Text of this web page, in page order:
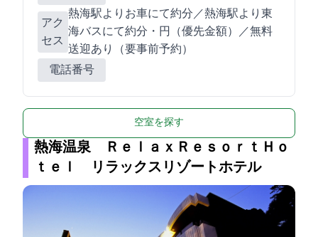
アク
セス
熱海駅よりお車にて約20分／熱海駅より東
海バスにて約25分・340円（IC優先金額）／無料
送迎あり（要事前予約）
電話番号
空室を探す
熱海温泉 ＲｅｌａｘＲｅｓｏｒｔＨｏ
ｔｅｌ リラックスリゾートホテル